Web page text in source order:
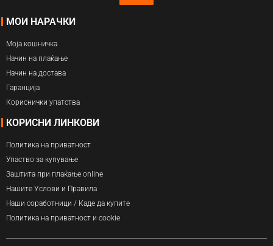
МОИ НАРАЧКИ
Моја кошничка
Начин на плаќање
Начин на достава
Гаранција
Кориснички упатства
КОРИСНИ ЛИНКОВИ
Политика на приватност
Упаство за купување
Заштита при плаќање online
Нашите Услови и Правила
Наши соработници / Каде да купите
Политика на приватност и cookie